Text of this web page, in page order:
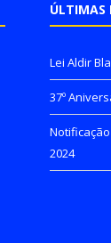
ÚLTIMAS
Lei Aldir
37º
2024